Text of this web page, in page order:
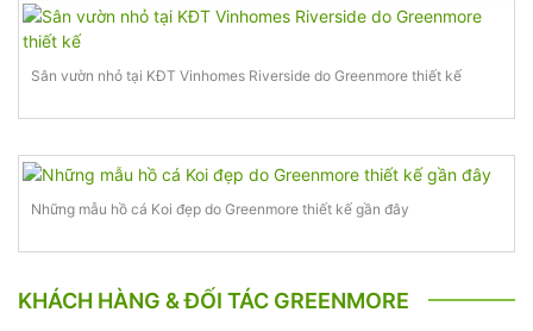
Sân vườn nhỏ tại KĐT Vinhomes Riverside do Greenmore thiết kế
Những mẫu hồ cá Koi đẹp do Greenmore thiết kế gần đây
KHÁCH HÀNG & ĐỐI TÁC GREENMORE